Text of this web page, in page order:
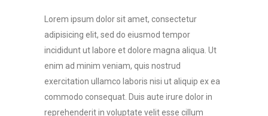
Lorem ipsum dolor sit amet, consectetur
adipisicing elit, sed do eiusmod tempor
incididunt ut labore et dolore magna aliqua. Ut
enim ad minim veniam, quis nostrud
exercitation ullamco laboris nisi ut aliquip ex ea
commodo consequat. Duis aute irure dolor in
reprehenderit in voluptate velit esse cillum